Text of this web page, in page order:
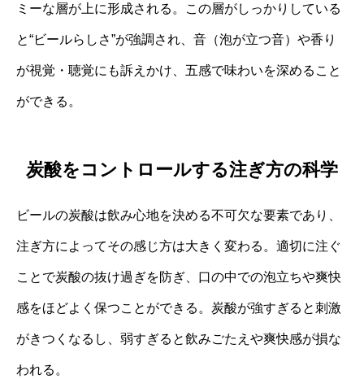
ミーな層が上に形成される。この層がしっかりしている
と“ビールらしさ”が強調され、音（泡が立つ音）や香り
が視覚・聴覚にも訴えかけ、五感で味わいを深めること
ができる。
炭酸をコントロールする注ぎ方の科学
ビールの炭酸は飲み心地を決める不可欠な要素であり、
注ぎ方によってその感じ方は大きく変わる。適切に注ぐ
ことで炭酸の抜け過ぎを防ぎ、口の中での泡立ちや爽快
感をほどよく保つことができる。炭酸が強すぎると刺激
がきつくなるし、弱すぎると飲みごたえや爽快感が損な
われる。